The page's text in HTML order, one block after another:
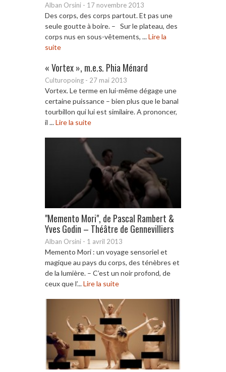
Alban Orsini - 17 novembre 2013
Des corps, des corps partout. Et pas une
seule goutte à boire. – Sur le plateau, des
corps nus en sous-vêtements, ...Lire la
suite
« Vortex », m.e.s. Phia Ménard
Culturopoing - 27 mai 2013
Vortex. Le terme en lui-même dégage une
certaine puissance – bien plus que le banal
tourbillon qui lui est similaire. A prononcer,
il ...Lire la suite
"Memento Mori", de Pascal Rambert &
Yves Godin – Théâtre de Gennevilliers
Alban Orsini - 1 avril 2013
Memento Mori : un voyage sensoriel et
magique au pays du corps, des ténèbres et
de la lumière. – C’est un noir profond, de
ceux que l’...Lire la suite